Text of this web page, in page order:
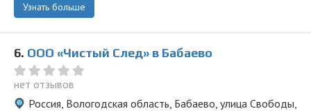
Узнать больше
6. ООО «Чистый След» в Бабаево
нет отзывов
Россия, Вологодская область, Бабаево, улица Свободы,